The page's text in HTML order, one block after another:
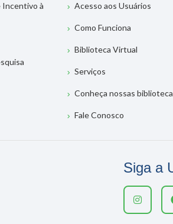
Incentivo à
Acesso aos Usuários
Como Funciona
Biblioteca Virtual
Serviços
Conheça nossas
Fale Conosco
Siga a